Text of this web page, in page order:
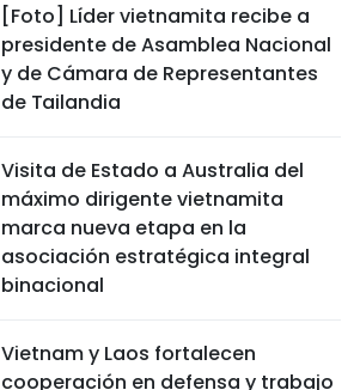
[Foto] Líder vietnamita recibe a
presidente de Asamblea Nacional
y de Cámara de Representantes
de Tailandia
Visita de Estado a Australia del
máximo dirigente vietnamita
marca nueva etapa en la
asociación estratégica integral
binacional
Vietnam y Laos fortalecen
cooperación en defensa y trabajo